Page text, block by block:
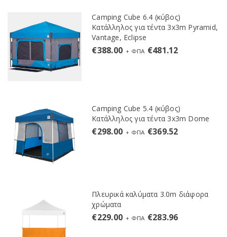
Camping Cube 6.4 (κύβος)
Κατάλληλος για τέντα 3x3m Pyramid,
Vantage, Eclipse
€388.00 + ΦΠΑ €481.12
Camping Cube 5.4 (κύβος)
Κατάλληλος για τέντα 3x3m Dome
€298.00 + ΦΠΑ €369.52
Πλευρικά καλύματα 3.0m διάφορα
χρώματα
€229.00 + ΦΠΑ €283.96